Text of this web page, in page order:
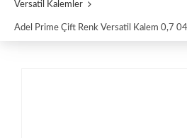
Versatil Kalemler
Adel Prime Çift Renk Versatil Kalem 0,7